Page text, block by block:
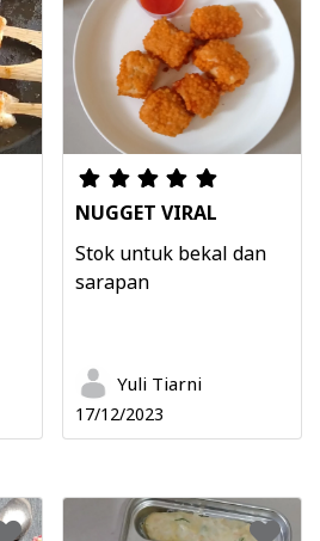
NUGGET VIRAL
Stok untuk bekal dan
sarapan
Yuli Tiarni
17/12/2023